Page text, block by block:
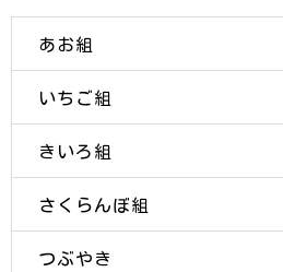
あお組
いちご組
きいろ組
さくらんぼ組
つぶやき